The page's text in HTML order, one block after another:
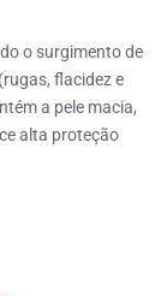
o surgimento de
flacidez e
a pele macia,
alta proteção